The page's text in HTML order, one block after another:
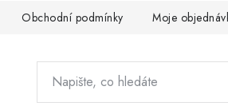
Obchodní podmínky Moje